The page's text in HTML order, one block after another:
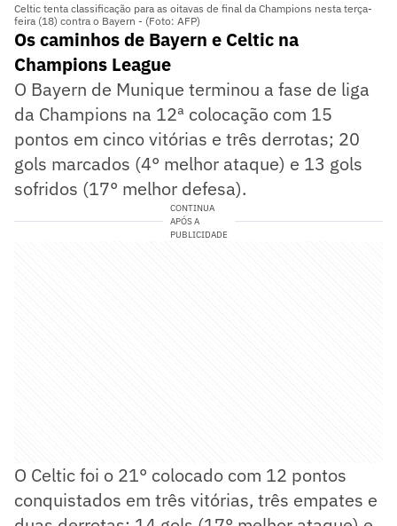
Celtic tenta classificação para as oitavas de final da Champions nesta terça-
feira (18) contra o Bayern - (Foto: AFP)
Os caminhos de Bayern e Celtic na
Champions League
O Bayern de Munique terminou a fase de liga
da Champions na 12ª colocação com 15
pontos em cinco vitórias e três derrotas; 20
gols marcados (4° melhor ataque) e 13 gols
sofridos (17° melhor defesa).
CONTINUA
APÓS A
PUBLICIDADE
O Celtic foi o 21° colocado com 12 pontos
conquistados em três vitórias, três empates e